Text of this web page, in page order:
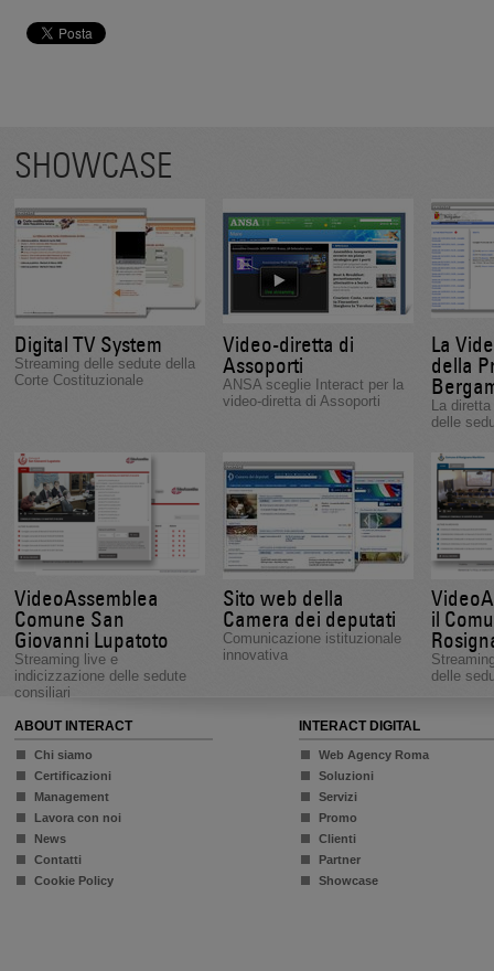
SHOWCASE
Digital TV System
Streaming delle sedute della
Corte Costituzionale
Video-diretta di
Assoporti
ANSA sceglie Interact per la
video-diretta di Assoporti
La
della
La
delle
VideoAssemblea
Comune San
Giovanni Lupatoto
Streaming live e
indicizzazione delle sedute
consiliari
Sito web della
Camera dei deputati
Comunicazione istituzionale
innovativa
il
delle
ABOUT INTERACT
Chi siamo
Certificazioni
Management
Lavora con noi
News
Contatti
Cookie Policy
INTERACT DIGITAL
Web Agency Roma
Soluzioni
Servizi
Promo
Clienti
Partner
Showcase